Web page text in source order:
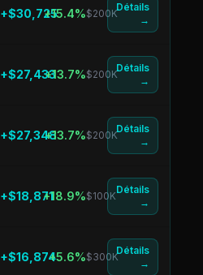
+$30,725+15.4%$200K
Détails
→
+$27,433+13.7%$200K
Détails
→
+$27,348+13.7%$200K
Détails
→
+$18,871+18.9%$100K
Détails
→
+$16,874+5.6%$300K
Détails
→